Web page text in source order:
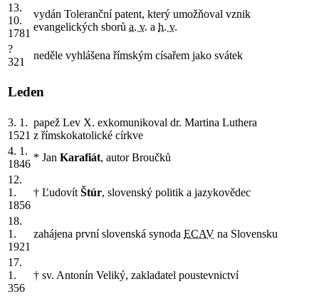
13.
10.
1781
vydán Toleranční patent, který umožňoval vznik
evangelických sborů a. v. a h. v.
?
321
neděle vyhlášena římským císařem jako svátek
Leden
3. 1.
1521
papež Lev X. exkomunikoval dr. Martina Luthera
z římskokatolické církve
4. 1.
1846
* Jan Karafiát, autor Broučků
12.
1.
1856
† Ľudovít Štúr, slovenský politik a jazykovědec
18.
1.
1921
zahájena první slovenská synoda ECAV na Slovensku
17.
1.
356
† sv. Antonín Veliký, zakladatel poustevnictví